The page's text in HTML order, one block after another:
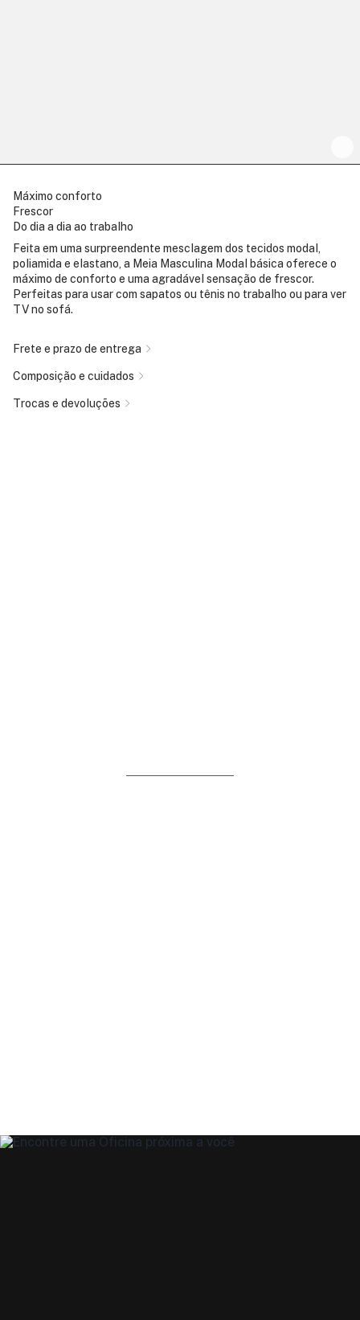
Máximo conforto
Frescor
Do dia a dia ao trabalho
Feita em uma surpreendente mesclagem dos tecidos modal,
poliamida e elastano, a Meia Masculina Modal básica oferece o
máximo de conforto e uma agradável sensação de frescor.
Perfeitas para usar com sapatos ou tênis no trabalho ou para ver
TV no sofá.
Frete e prazo de entrega
Composição e cuidados
Trocas e devoluções